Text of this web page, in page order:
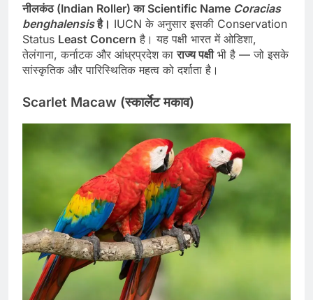
नीलकंठ (Indian Roller) का Scientific Name Coracias
benghalensisहै। IUCN के अनुसार इसकी Conservation
Status Least Concern है। यह पक्षी भारत में ओडिशा,
तेलंगाना, कर्नाटक और आंध्रप्रदेश काराज्य पक्षीभी है — जो इसके
सांस्कृतिक और पारिस्थितिक महत्व को दर्शाता है।
Scarlet Macaw (स्कार्लेट मकाव)